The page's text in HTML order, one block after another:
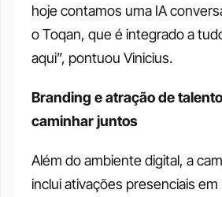
hoje contamos uma IA
o Toqan, que é integrado a
aqui”, pontuou Vinicius.
Branding e atração de
caminhar juntos
Além do ambiente digital, a
inclui ativações presenciais